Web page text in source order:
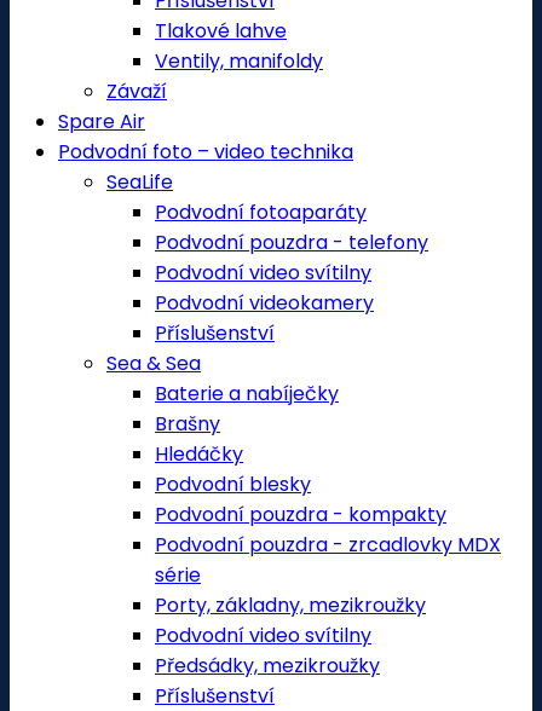
Tlakové lahve
Ventily, manifoldy
Závaží
Spare Air
Podvodní foto – video technika
SeaLife
Podvodní fotoaparáty
Podvodní pouzdra - telefony
Podvodní video svítilny
Podvodní videokamery
Příslušenství
Sea & Sea
Baterie a nabíječky
Brašny
Hledáčky
Podvodní blesky
Podvodní pouzdra - kompakty
Podvodní pouzdra - zrcadlovky MDX
série
Porty, základny, mezikroužky
Podvodní video svítilny
Předsádky, mezikroužky
Příslušenství